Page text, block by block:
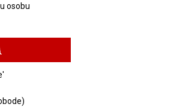
osobu